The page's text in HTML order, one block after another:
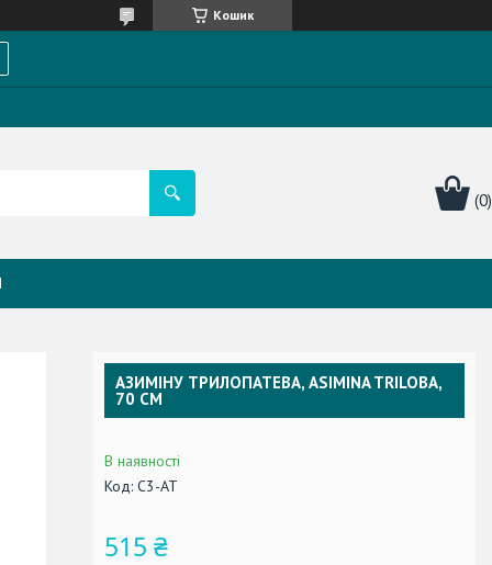
Кошик
АЗИМІНУ ТРИЛОПАТЕВА, ASIMINA TRILOBA,
70 СМ
В наявності
Код: C3-AT
515 ₴